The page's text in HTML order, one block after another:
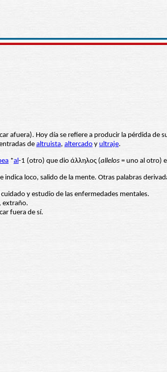
afuera). Hoy día se refiere a producir la pérdida de
de altruista, altercado y ultraje.
*al-1 (otro) que dio άλληλος (allelos = uno al otro)
e indica loco, salido de la mente. Otras palabras
y estudio de las enfermedades mentales.
extraño.
fuera de sí.